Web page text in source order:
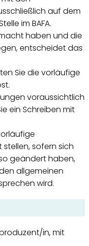
auf dem
im BAFA.
haben und die
entscheidet das
Sie die vorläufige
voraussichtlich
ein Schreiben mit
sofern sich
geändert haben,
allgemeinen
wird.
in, mit